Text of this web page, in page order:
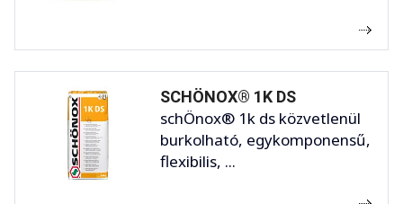
SCHÖNOX® 1K DS
schÖnox® 1k ds közvetlenül
burkolható, egykomponensű,
flexibilis, ...